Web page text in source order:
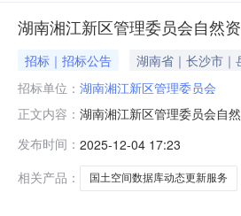
湖南湘江新区管理委员会自然
招标｜招标公告 湖南省｜长沙市｜
招标单位： 湖南湘江新区管理委员会
正文内容： 湖南湘江新区管理委员会自
意义重大，为实现业务审批
目标按照“以图管数、统一汇
发布时间： 2025-12-04 17:23
相关产品：
国土空间数据库动态更新服务